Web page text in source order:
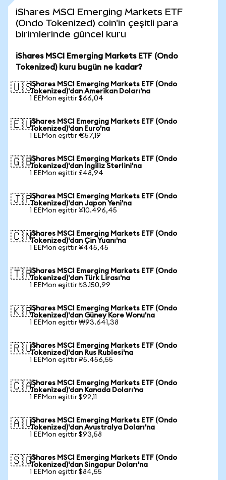
iShares MSCI Emerging Markets ETF
(Ondo Tokenized) coin'in çeşitli para
birimlerinde güncel kuru
iShares MSCI Emerging Markets ETF (Ondo
Tokenized) kuru bugün ne kadar?
🇺🇸iShares MSCI Emerging Markets ETF (Ondo
Tokenized)'dan Amerikan Doları'na
1 EEMon eşittir $66,04
🇪🇺iShares MSCI Emerging Markets ETF (Ondo
Tokenized)'dan Euro'na
1 EEMon eşittir €57,19
🇬🇧iShares MSCI Emerging Markets ETF (Ondo
Tokenized)'dan İngiliz Sterlini'na
1 EEMon eşittir £48,94
🇯🇵iShares MSCI Emerging Markets ETF (Ondo
Tokenized)'dan Japon Yeni'na
1 EEMon eşittir ¥10.496,45
🇨🇳iShares MSCI Emerging Markets ETF (Ondo
Tokenized)'dan Çin Yuanı'na
1 EEMon eşittir ¥445,45
🇹🇷iShares MSCI Emerging Markets ETF (Ondo
Tokenized)'dan Türk Lirası'na
1 EEMon eşittir ₺3.150,99
🇰🇷iShares MSCI Emerging Markets ETF (Ondo
Tokenized)'dan Güney Kore Wonu'na
1 EEMon eşittir ₩93.641,38
🇷🇺iShares MSCI Emerging Markets ETF (Ondo
Tokenized)'dan Rus Rublesi'na
1 EEMon eşittir ₽5.456,55
🇨🇦iShares MSCI Emerging Markets ETF (Ondo
Tokenized)'dan Kanada Doları'na
1 EEMon eşittir $92,11
🇦🇺iShares MSCI Emerging Markets ETF (Ondo
Tokenized)'dan Avustralya Doları'na
1 EEMon eşittir $93,58
🇸🇬iShares MSCI Emerging Markets ETF (Ondo
Tokenized)'dan Singapur Doları'na
1 EEMon eşittir $84,55